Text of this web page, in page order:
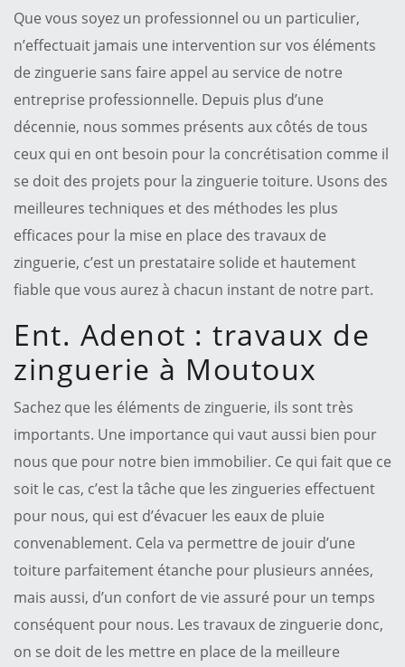
Que vous soyez un professionnel ou un particulier,
n’effectuait jamais une intervention sur vos éléments
de zinguerie sans faire appel au service de notre
entreprise professionnelle. Depuis plus d’une
décennie, nous sommes présents aux côtés de tous
ceux qui en ont besoin pour la concrétisation comme il
se doit des projets pour la zinguerie toiture. Usons des
meilleures techniques et des méthodes les plus
efficaces pour la mise en place des travaux de
zinguerie, c’est un prestataire solide et hautement
fiable que vous aurez à chacun instant de notre part.
Ent. Adenot : travaux de
zinguerie à Moutoux
Sachez que les éléments de zinguerie, ils sont très
importants. Une importance qui vaut aussi bien pour
nous que pour notre bien immobilier. Ce qui fait que ce
soit le cas, c’est la tâche que les zingueries effectuent
pour nous, qui est d’évacuer les eaux de pluie
convenablement. Cela va permettre de jouir d’une
toiture parfaitement étanche pour plusieurs années,
mais aussi, d’un confort de vie assuré pour un temps
conséquent pour nous. Les travaux de zinguerie donc,
on se doit de les mettre en place de la meilleure